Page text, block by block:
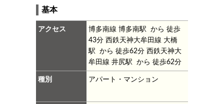
基本
アクセス
博多南線 博多南駅 から 徒歩
43分西鉄天神大牟田線 大橋
駅 から 徒歩62分西鉄天神大
牟田線 井尻駅 から 徒歩62分
種別 アパート・マンション